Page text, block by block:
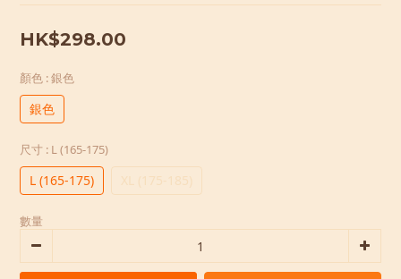
HK$298.00
顏色 : 銀色
銀色
尺寸 : L (165-175)
L (165-175) XL (175-185)
數量